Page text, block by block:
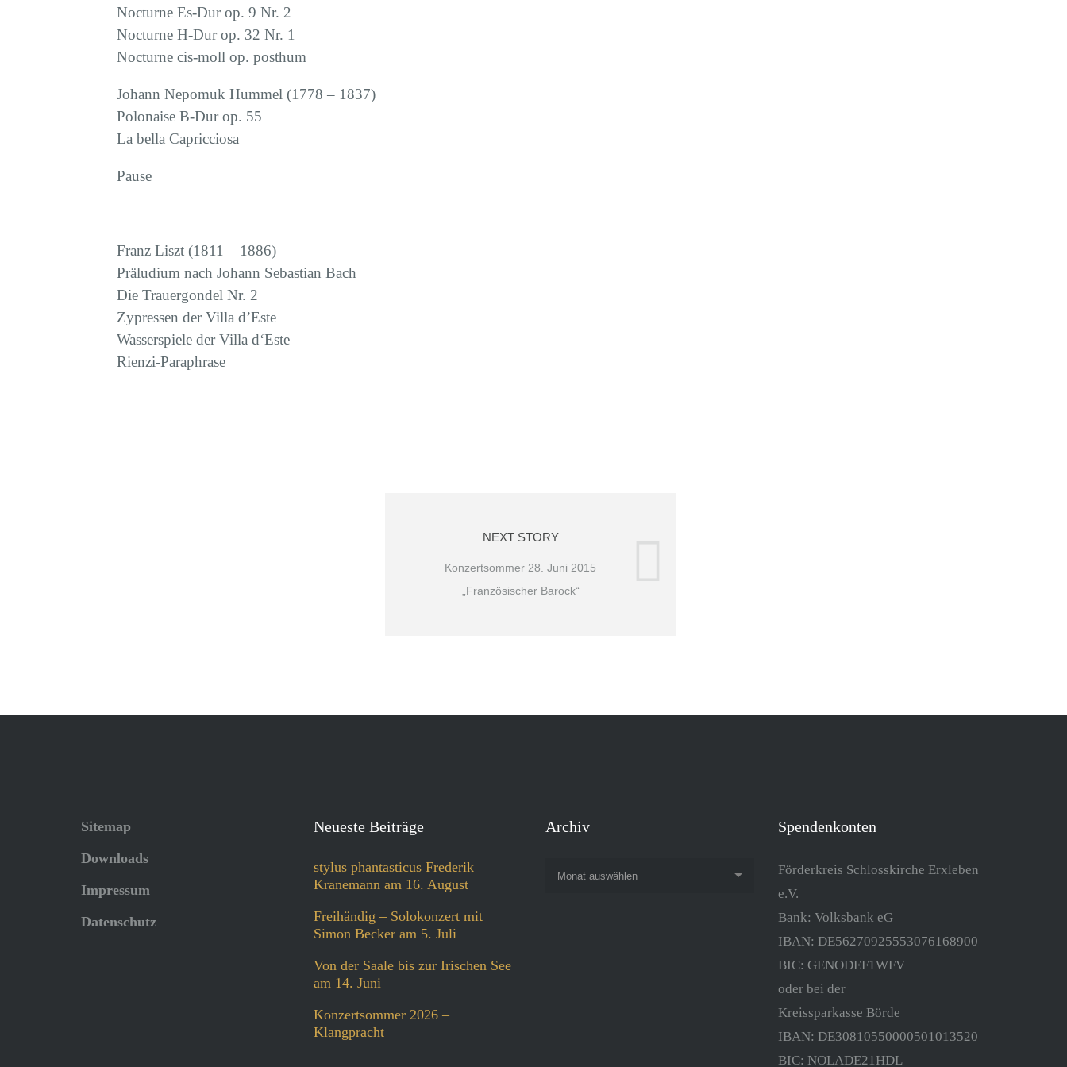
Nocturne Es-Dur op. 9 Nr. 2
Nocturne H-Dur op. 32 Nr. 1
Nocturne cis-moll op. posthum
Johann Nepomuk Hummel (1778 – 1837)
Polonaise B-Dur op. 55
La bella Capricciosa
Pause
Franz Liszt (1811 – 1886)
Präludium nach Johann Sebastian Bach
Die Trauergondel Nr. 2
Zypressen der Villa d’Este
Wasserspiele der Villa d‘Este
Rienzi-Paraphrase
NEXT STORY
Konzertsommer 28. Juni 2015
„Französischer Barock“
Sitemap
Downloads
Impressum
Datenschutz
Neueste Beiträge
stylus phantasticus Frederik
Kranemann am 16. August
Freihändig – Solokonzert mit
Simon Becker am 5. Juli
Von der Saale bis zur Irischen See
am 14. Juni
Konzertsommer 2026 –
Klangpracht
Archiv
Monat auswählen
Spendenkonten
Förderkreis Schlosskirche Erxleben
e.V.
Bank: Volksbank eG
IBAN: DE56270925553076168900
BIC: GENODEF1WFV
oder bei der
Kreissparkasse Börde
IBAN: DE30810550000501013520
BIC: NOLADE21HDL